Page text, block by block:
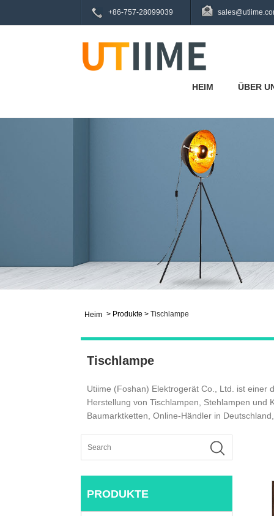
+86-757-28099039
HEIM ÜBER
Heim > Produkte > Tischlampe
Tischlampe
Utiime (Foshan) Elektrogerät Co., Ltd. ist einer
Herstellung von Tischlampen, Stehlampen
Baumarktketten, Online-Händler in
PRODUKTE